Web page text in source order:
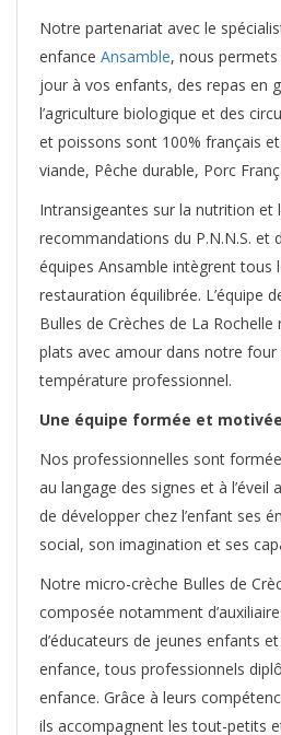
Notre partenariat avec le
enfance Ansamble, nous
jour à vos enfants, des repas en
l’agriculture biologique et des
et poissons sont 100% français
viande, Pêche durable, Porc
Intransigeantes sur la nutrition et
recommandations du P.N.N.S. et
équipes Ansamble intègrent tous
restauration équilibrée. L’équipe
Bulles de Crèches de La
plats avec amour dans notre four
température professionnel.
Une équipe formée et
Nos professionnelles sont
au langage des signes et à
de développer chez l’enfant ses
social, son imagination et ses
Notre micro-crèche Bulles de
composée notamment
d’éducateurs de jeunes enfants
enfance, tous professionnels
enfance. Grâce à leurs
ils accompagnent les tout-petits